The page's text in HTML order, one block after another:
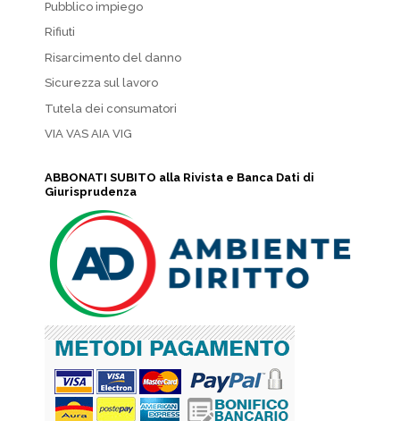
Pubblico impiego
Rifiuti
Risarcimento del danno
Sicurezza sul lavoro
Tutela dei consumatori
VIA VAS AIA VIG
ABBONATI SUBITO alla Rivista e Banca Dati di
Giurisprudenza